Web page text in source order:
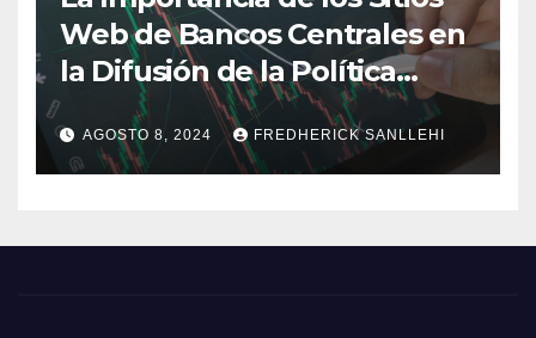
Web de Bancos Centrales en
la Difusión de la Política
Monetaria
AGOSTO 8, 2024 FREDHERICK SANLLEHI